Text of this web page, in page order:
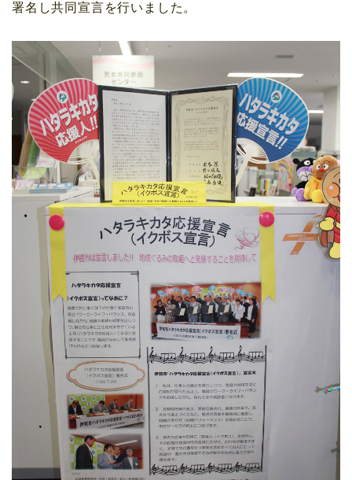
署名し共同宣言を行いました。